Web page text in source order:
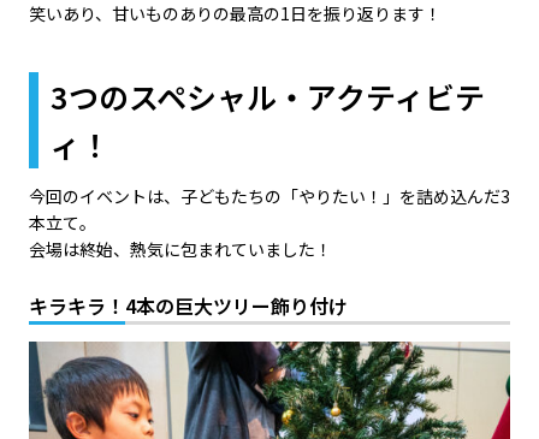
笑いあり、甘いものありの最高の1日を振り返ります！
3つのスペシャル・アクティビテ
ィ！
今回のイベントは、子どもたちの「やりたい！」を詰め込んだ3
本立て。
会場は終始、熱気に包まれていました！
キラキラ！4本の巨大ツリー飾り付け